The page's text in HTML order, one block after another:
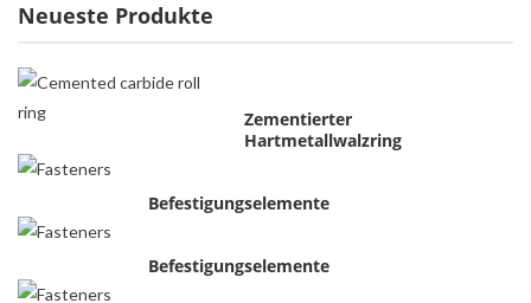
Neueste Produkte
Zementierter
Hartmetallwalzring
Befestigungselemente
Befestigungselemente